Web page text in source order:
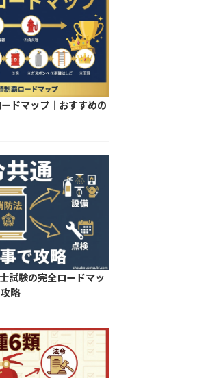
ドマップ｜おすすめの
試験の完全ロードマッ
略